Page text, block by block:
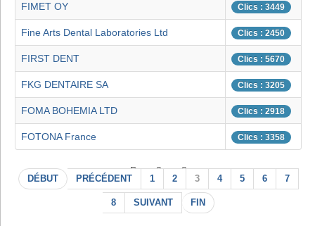
FIMET OY Clics : 3449
Fine Arts Dental Laboratories Ltd Clics : 2450
FIRST DENT Clics : 5670
FKG DENTAIRE SA Clics : 3205
FOMA BOHEMIA LTD Clics : 2918
FOTONA France Clics : 3358
Page 3 sur 8
DÉBUT PRÉCÉDENT 1 2 3 4 5 6 7
8 SUIVANT FIN